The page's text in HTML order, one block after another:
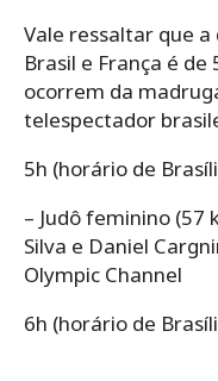
Vale ressaltar que
Brasil e França é
ocorrem da
telespectador
5h (horário de
– Judô feminino (57
Silva e Daniel
Olympic Channel
6h (horário de